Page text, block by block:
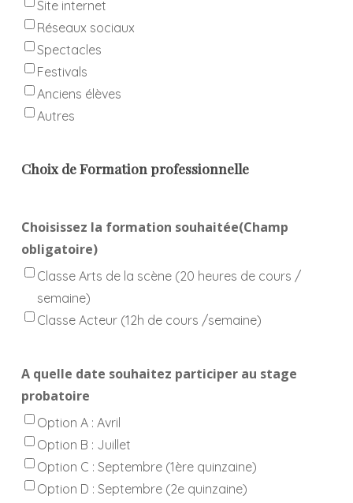
Site internet
Réseaux sociaux
Spectacles
Festivals
Anciens élèves
Autres
Choix de Formation professionnelle
Choisissez la formation souhaitée(Champ
obligatoire)
Classe Arts de la scène (20 heures de cours /
semaine)
Classe Acteur (12h de cours /semaine)
A quelle date souhaitez participer au stage
probatoire
Option A : Avril
Option B : Juillet
Option C : Septembre (1ère quinzaine)
Option D : Septembre (2e quinzaine)